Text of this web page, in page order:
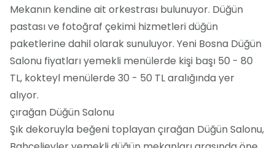
Mekanın kendine ait orkestrası bulunuyor. Düğün
pastası ve fotoğraf çekimi hizmetleri düğün
paketlerine dahil olarak sunuluyor. Yeni Bosna Düğün
Salonu fiyatları yemekli menülerde kişi başı 50 - 80
TL, kokteyl menülerde 30 - 50 TL aralığında yer
alıyor.
çırağan Düğün Salonu
Şık dekoruyla beğeni toplayan çırağan Düğün Salonu,